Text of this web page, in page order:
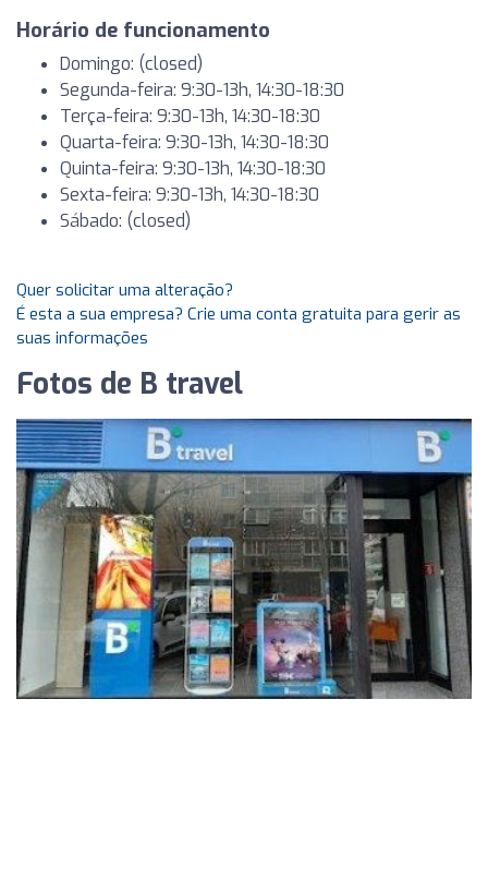
Horário de funcionamento
Domingo: (closed)
Segunda-feira: 9:30-13h, 14:30-18:30
Terça-feira: 9:30-13h, 14:30-18:30
Quarta-feira: 9:30-13h, 14:30-18:30
Quinta-feira: 9:30-13h, 14:30-18:30
Sexta-feira: 9:30-13h, 14:30-18:30
Sábado: (closed)
Quer solicitar uma alteração?
É esta a sua empresa? Crie uma conta gratuita para gerir as
suas informações
Fotos de B travel